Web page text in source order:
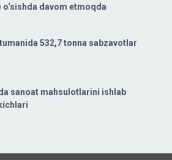
o‘sishda davom etmoqda
532,7 tonna sabzavotlar
sanoat mahsulotlarini ishlab